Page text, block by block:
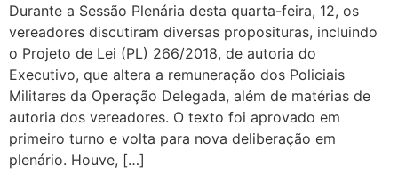
Durante a Sessão Plenária desta quarta-feira, 12, os
vereadores discutiram diversas proposituras, incluindo
o Projeto de Lei (PL) 266/2018, de autoria do
Executivo, que altera a remuneração dos Policiais
Militares da Operação Delegada, além de matérias de
autoria dos vereadores. O texto foi aprovado em
primeiro turno e volta para nova deliberação em
plenário. Houve, […]